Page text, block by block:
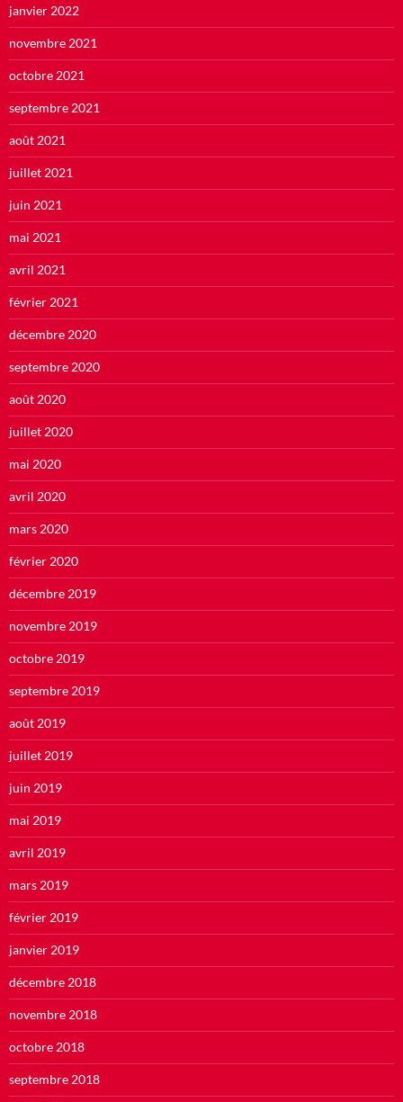
janvier 2022
novembre 2021
octobre 2021
septembre 2021
août 2021
juillet 2021
juin 2021
mai 2021
avril 2021
février 2021
décembre 2020
septembre 2020
août 2020
juillet 2020
mai 2020
avril 2020
mars 2020
février 2020
décembre 2019
novembre 2019
octobre 2019
septembre 2019
août 2019
juillet 2019
juin 2019
mai 2019
avril 2019
mars 2019
février 2019
janvier 2019
décembre 2018
novembre 2018
octobre 2018
septembre 2018